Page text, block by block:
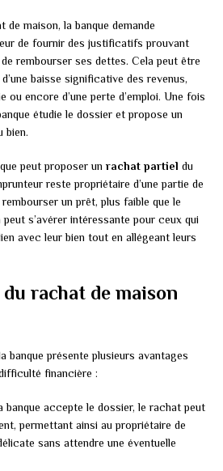
maison, la banque demande
de fournir des justificatifs prouvant
de rembourser ses dettes. Cela peut être
baisse significative des revenus,
ou encore d’une perte d’emploi. Une fois
étudie le dossier et propose un
bien.
peut proposer un rachat partiel du
reste propriétaire d’une partie de
un prêt, plus faible que le
s’avérer intéressante pour ceux qui
avec leur bien tout en allégeant leurs
rachat de maison
banque présente plusieurs avantages
financière :
banque accepte le dossier, le rachat peut
permettant ainsi au propriétaire de
sans attendre une éventuelle